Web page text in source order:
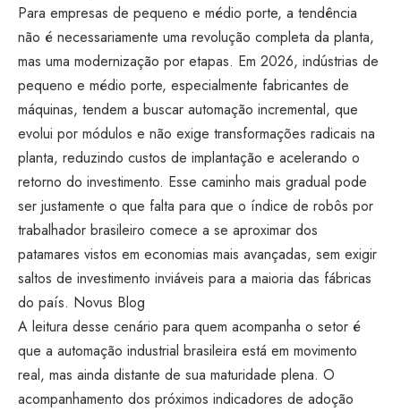
Para empresas de pequeno e médio porte, a tendência
não é necessariamente uma revolução completa da planta,
mas uma modernização por etapas. Em 2026, indústrias de
pequeno e médio porte, especialmente fabricantes de
máquinas, tendem a buscar automação incremental, que
evolui por módulos e não exige transformações radicais na
planta, reduzindo custos de implantação e acelerando o
retorno do investimento. Esse caminho mais gradual pode
ser justamente o que falta para que o índice de robôs por
trabalhador brasileiro comece a se aproximar dos
patamares vistos em economias mais avançadas, sem exigir
saltos de investimento inviáveis para a maioria das fábricas
do país. Novus Blog
A leitura desse cenário para quem acompanha o setor é
que a automação industrial brasileira está em movimento
real, mas ainda distante de sua maturidade plena. O
acompanhamento dos próximos indicadores de adoção